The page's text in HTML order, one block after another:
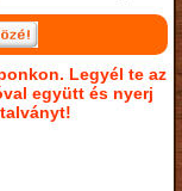
Legyél te az
együtt és nyerj